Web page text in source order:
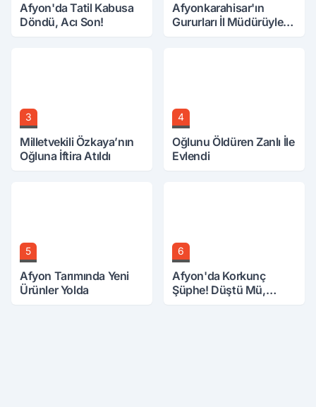
Afyon'da Tatil Kabusa
Döndü, Acı Son!
Afyonkarahisar'ın
Gururları İl Müdürüyle
3
Milletvekili Özkaya’nın
Oğluna İftira Atıldı
4
Oğlunu Öldüren Zanlı İle
Evlendi
5
Afyon Tarımında Yeni
Ürünler Yolda
6
Afyon'da Korkunç
Şüphe! Düştü Mü,